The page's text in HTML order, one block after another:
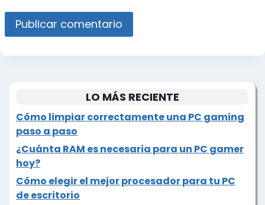
LO MÁS RECIENTE
Cómo limpiar correctamente una PC gaming
paso a paso
¿Cuánta RAM es necesaria para un PC gamer
hoy?
Cómo elegir el mejor procesador para tu PC
de escritorio